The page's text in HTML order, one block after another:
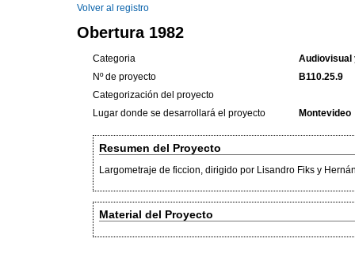
Volver al registro
Obertura 1982
Categoria
Audiovisual
Nº de proyecto
B110.25.9
Categorización del proyecto
Lugar donde se desarrollará el proyecto
Montevideo
Resumen del Proyecto
Largometraje de ficcion, dirigido por Lisandro Fiks y
Material del Proyecto